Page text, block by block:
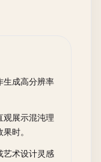
生成高分辨率
观展示混沌理
时。
艺术设计灵感